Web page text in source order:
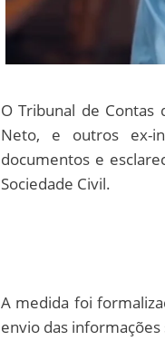
O Tribunal de Contas
Neto, e outros ex-
documentos e
Sociedade Civil.
A medida foi
envio das informações